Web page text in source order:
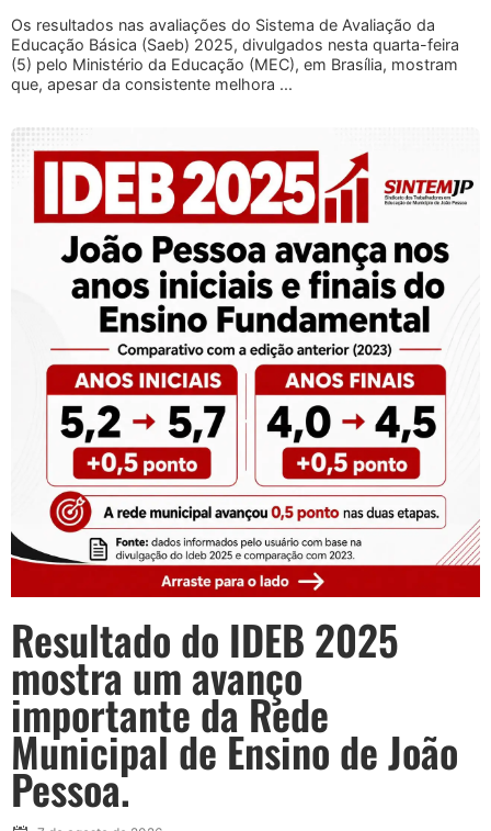
Os resultados nas avaliações do Sistema de Avaliação da
Educação Básica (Saeb) 2025, divulgados nesta quarta-feira
(5) pelo Ministério da Educação (MEC), em Brasília, mostram
que, apesar da consistente melhora ...
Resultado do IDEB 2025
mostra um avanço
importante da Rede
Municipal de Ensino de João
Pessoa.